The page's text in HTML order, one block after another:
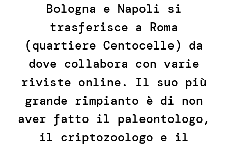
Bologna e Napoli si
trasferisce a Roma
(quartiere Centocelle) da
dove collabora con varie
riviste online. Il suo più
grande rimpianto è di non
aver fatto il paleontologo,
il criptozoologo e il